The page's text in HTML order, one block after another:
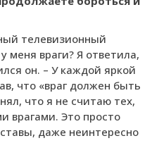
телевизионный
меня враги? Я ответила,
он. – У каждой яркой
что «враг должен быть
что я не считаю тех,
врагами. Это просто
даже неинтересно